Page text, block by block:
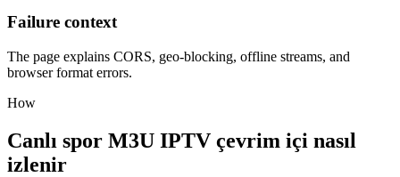
Failure context
The page explains CORS, geo-blocking, offline streams, and
browser format errors.
How
Canlı spor M3U IPTV çevrim içi nasıl
izlenir